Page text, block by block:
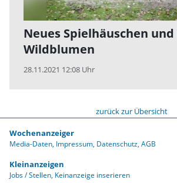
Neues Spielhäuschen
Wildblumen
28.11.2021 12:08 Uhr
zurück zur Übersicht
Wochenanzeiger
Media-Daten Impressum Datenschutz AGB
Kleinanzeigen
Jobs / Stellen Keinanzeige inserieren